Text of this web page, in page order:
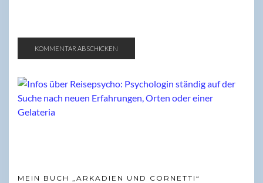
MEIN BUCH „ARKADIEN UND CORNETTI“